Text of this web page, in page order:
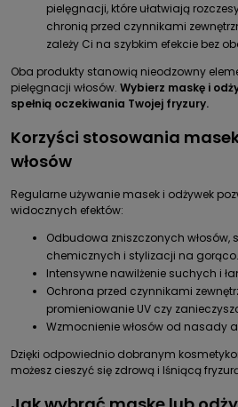
pielęgnacji, które ułatwiają
chronią przed czynnikami
zależy Ci na szybkim efekcie bez
Oba produkty stanowią nieodzowny
pielęgnacji włosów. Wybierz maskę i
spełnią oczekiwania Twojej fryzury.
Korzyści stosowania
włosów
Regularne używanie masek i odżywek
widocznych efektów:
Odbudowa zniszczonych włosów,
chemicznych i stylizacji na gorąco.
Intensywne nawilżenie suchych i
Ochrona przed czynnikami
promieniowanie UV czy
Wzmocnienie włosów od nasady
Dzięki odpowiednio dobranym
możesz cieszyć się zdrową i lśniącą